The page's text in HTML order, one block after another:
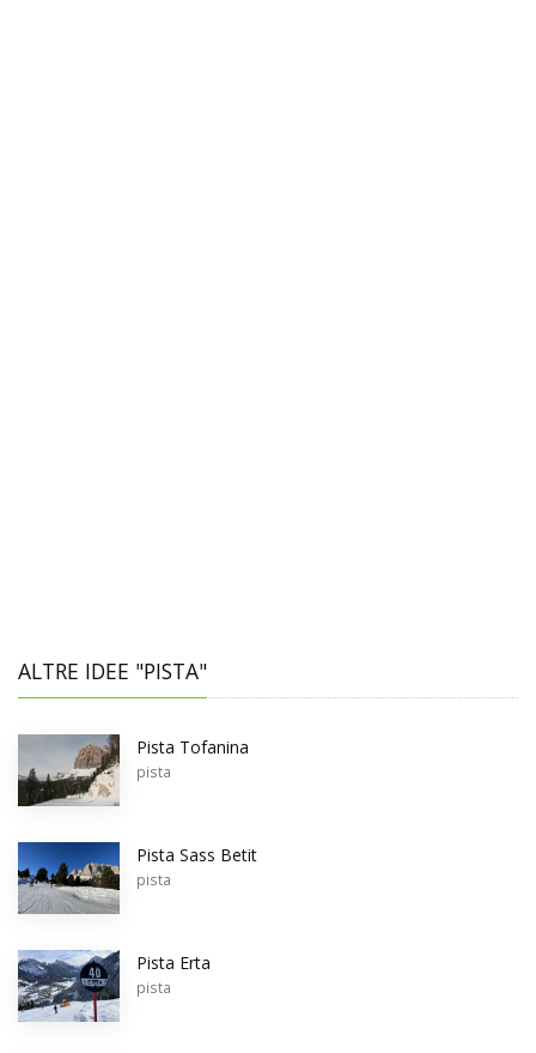
ALTRE IDEE "PISTA"
Pista Tofanina
pista
Pista Sass Betit
pista
Pista Erta
pista